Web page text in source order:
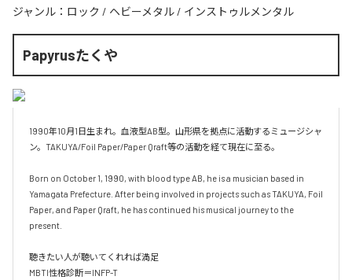
ジャンル： ロック / ヘビーメタル / インストゥルメンタル
Papyrusたくや
1990年10月1日生まれ。血液型AB型。山形県を拠点に活動するミュージシャ
ン。TAKUYA/Foil Paper/Paper Qraft等の活動を経て現在に至る。
Born on October 1, 1990, with blood type AB, he is a musician based in
Yamagata Prefecture. After being involved in projects such as TAKUYA, Foil
Paper, and Paper Qraft, he has continued his musical journey to the
present.
聴きたい人が聴いてくれれば満足
MBTI性格診断＝INFP-T